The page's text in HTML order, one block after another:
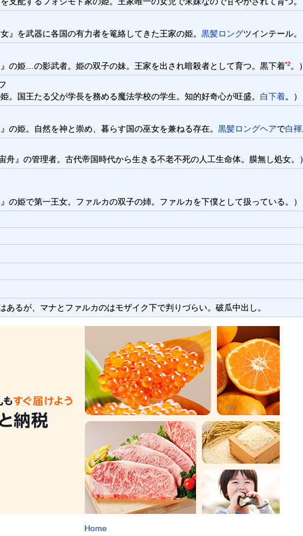
』を武器に各国の有力者を篭絡してきた王家の姫。 黒髪ロングツインテール
』の姫…の影武者。姫の双子の妹。王家を出され暗殺者として育つ。黒下着*2。
。国王たる父が学長を務める魔法学校の学生。知的好奇心が旺盛。 白下着。）
の姫。自然を神と崇め、暮らす国の巫女を兼ねる存在。 黒髪ロングヘアで白褌
舟』の管理者。古代帝国時代から生きる不老不死の人工生命体。膜無し処女。
の姫で第一王女。ファルカの双子の姉。ファルカを下僕として扱っている。）
あるが、マナとファルカのはモザイク下で判りづらい。破瓜中出し。
Home